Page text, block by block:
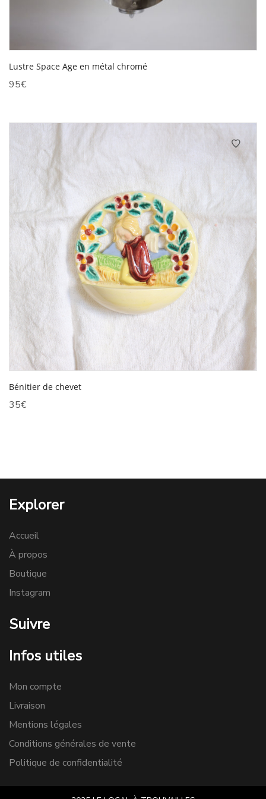
Lustre Space Age en métal chromé
95€
Bénitier de chevet
35€
Explorer
Accueil
À propos
Boutique
Instagram
Suivre
Infos utiles
Mon compte
Livraison
Mentions légales
Conditions générales de vente
Politique de confidentialité